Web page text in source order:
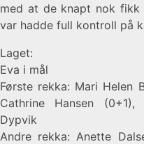
med at de knapt nok fikk
var hadde full kontroll på
Laget:
Eva i mål
Første rekka: Mari Helen
Cathrine Hansen
Dypvik
Andre rekka: Anette